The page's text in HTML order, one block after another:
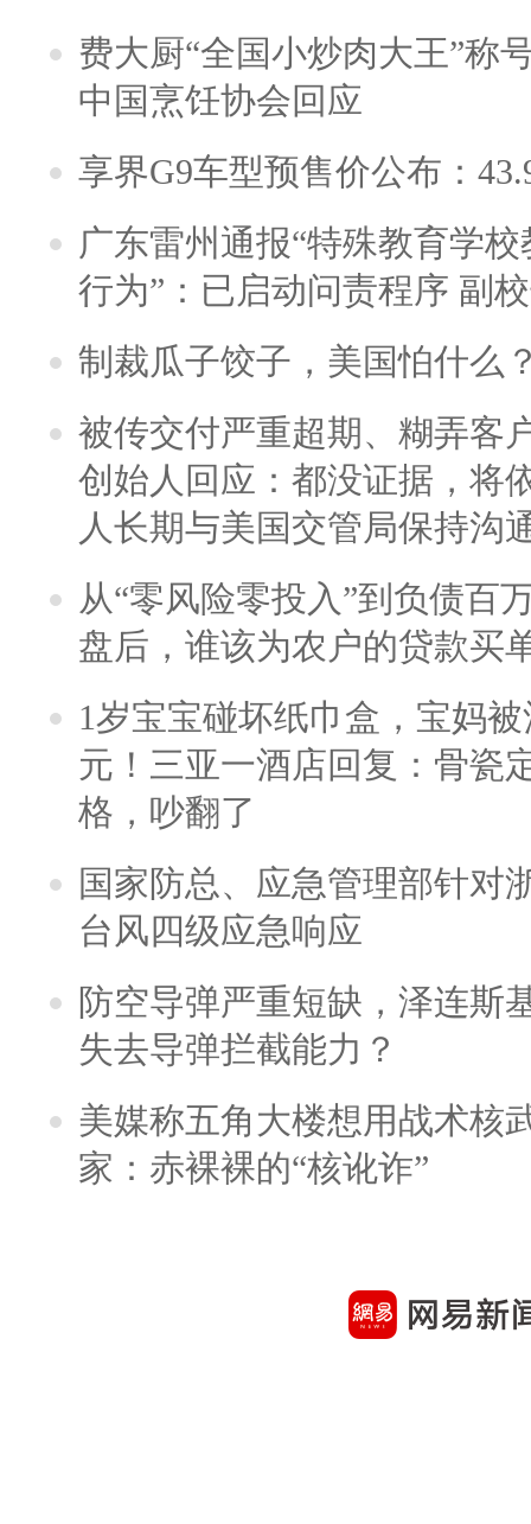
费大厨“全国小炒肉大王”称
中国烹饪协会回应
享界G9车型预售价公布：
广东雷州通报“特殊教育学
行为”：已启动问责程序 副
制裁瓜子饺子，美国怕什么
被传交付严重超期、糊弄客
创始人回应：都没证据，将
人长期与美国交管局保持沟
从“零风险零投入”到负债百
盘后，谁该为农户的贷款买
1岁宝宝碰坏纸巾盒，宝妈
元！三亚一酒店回复：骨瓷
格，吵翻了
国家防总、应急管理部针对
台风四级应急响应
防空导弹严重短缺，泽连斯
失去导弹拦截能力？
美媒称五角大楼想用战术核
家：赤裸裸的“核讹诈”